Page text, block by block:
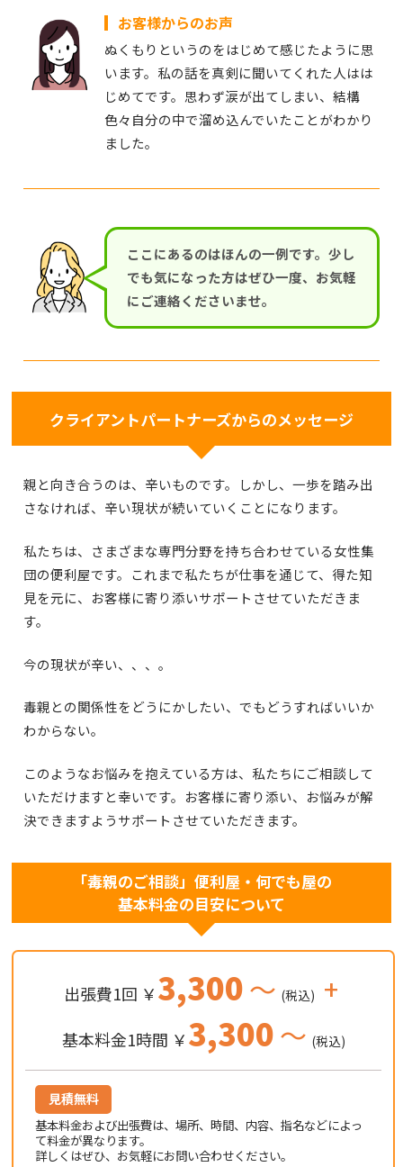
お客様からのお声
ぬくもりというのをはじめて感じたように思
います。私の話を真剣に聞いてくれた人はは
じめてです。思わず涙が出てしまい、結構
色々自分の中で溜め込んでいたことがわかり
ました。
ここにあるのはほんの一例です。少し
でも気になった方はぜひ一度、お気軽
にご連絡くださいませ。
クライアントパートナーズからのメッセージ
親と向き合うのは、辛いものです。しかし、一歩を踏み出
さなければ、辛い現状が続いていくことになります。
私たちは、さまざまな専門分野を持ち合わせている女性集
団の便利屋です。これまで私たちが仕事を通じて、得た知
見を元に、お客様に寄り添いサポートさせていただきま
す。
今の現状が辛い、、、。
毒親との関係性をどうにかしたい、でもどうすればいいか
わからない。
このようなお悩みを抱えている方は、私たちにご相談して
いただけますと幸いです。お客様に寄り添い、お悩みが解
決できますようサポートさせていただきます。
「毒親のご相談」便利屋・何でも屋の
基本料金の目安について
出張費1回 ￥3,300～ (税込) +
基本料金1時間 ￥3,300～ (税込)
見積無料
基本料金および出張費は、場所、時間、内容、指名などによっ
て料金が異なります。
詳しくはぜひ、お気軽にお問い合わせください。